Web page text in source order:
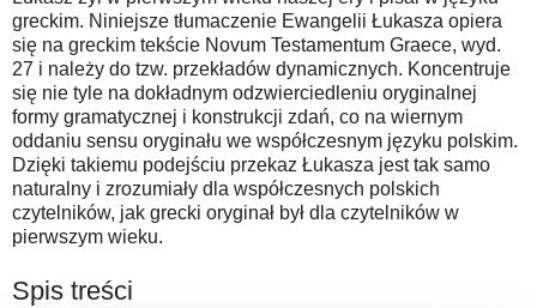
greckim. Niniejsze tłumaczenie Ewangelii Łukasza opiera
się na greckim tekście Novum Testamentum Graece, wyd.
27 i należy do tzw. przekładów dynamicznych. Koncentruje
się nie tyle na dokładnym odzwierciedleniu oryginalnej
formy gramatycznej i konstrukcji zdań, co na wiernym
oddaniu sensu oryginału we współczesnym języku polskim.
Dzięki takiemu podejściu przekaz Łukasza jest tak samo
naturalny i zrozumiały dla współczesnych polskich
czytelników, jak grecki oryginał był dla czytelników w
pierwszym wieku.
Spis treści